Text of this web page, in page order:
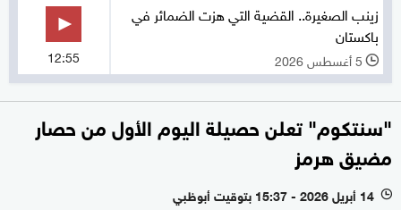
زينب الصغيرة.. القضية التي هزت الضمائر في
باكستان
l 5 أغسطس 2026 12:55
"سنتكوم" تعلن حصيلة اليوم الأول من حصار
مضيق هرمز
l 14 أبريل 2026 - 15:37 بتوقيت أبوظبي